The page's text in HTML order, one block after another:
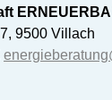
9500 Villach